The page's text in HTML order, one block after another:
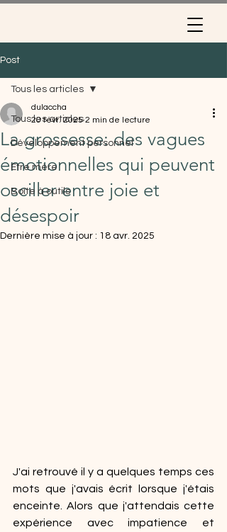
Post
Tous les articles
Développement personnel
Etre mère
Boîte à outils
Tous les articles
La grossesse: des vagues
émotionnelles qui peuvent
osciller entre joie et
désespoir
dulaccha
20 févr. 2025 2 min de lecture
Dernière mise à jour : 18 avr. 2025
J'ai retrouvé il y a quelques temps ces
mots que j'avais écrit lorsque j'étais
enceinte. Alors que j'attendais cette
expérience avec impatience et